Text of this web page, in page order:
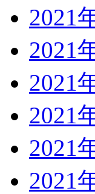
2021
2021
2021
2021
2021
2021